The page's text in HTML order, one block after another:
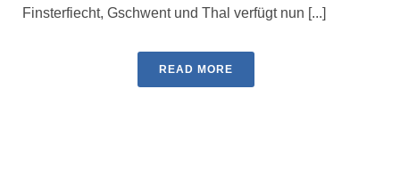
Finsterfiecht, Gschwent und Thal verfügt nun [...]
READ MORE